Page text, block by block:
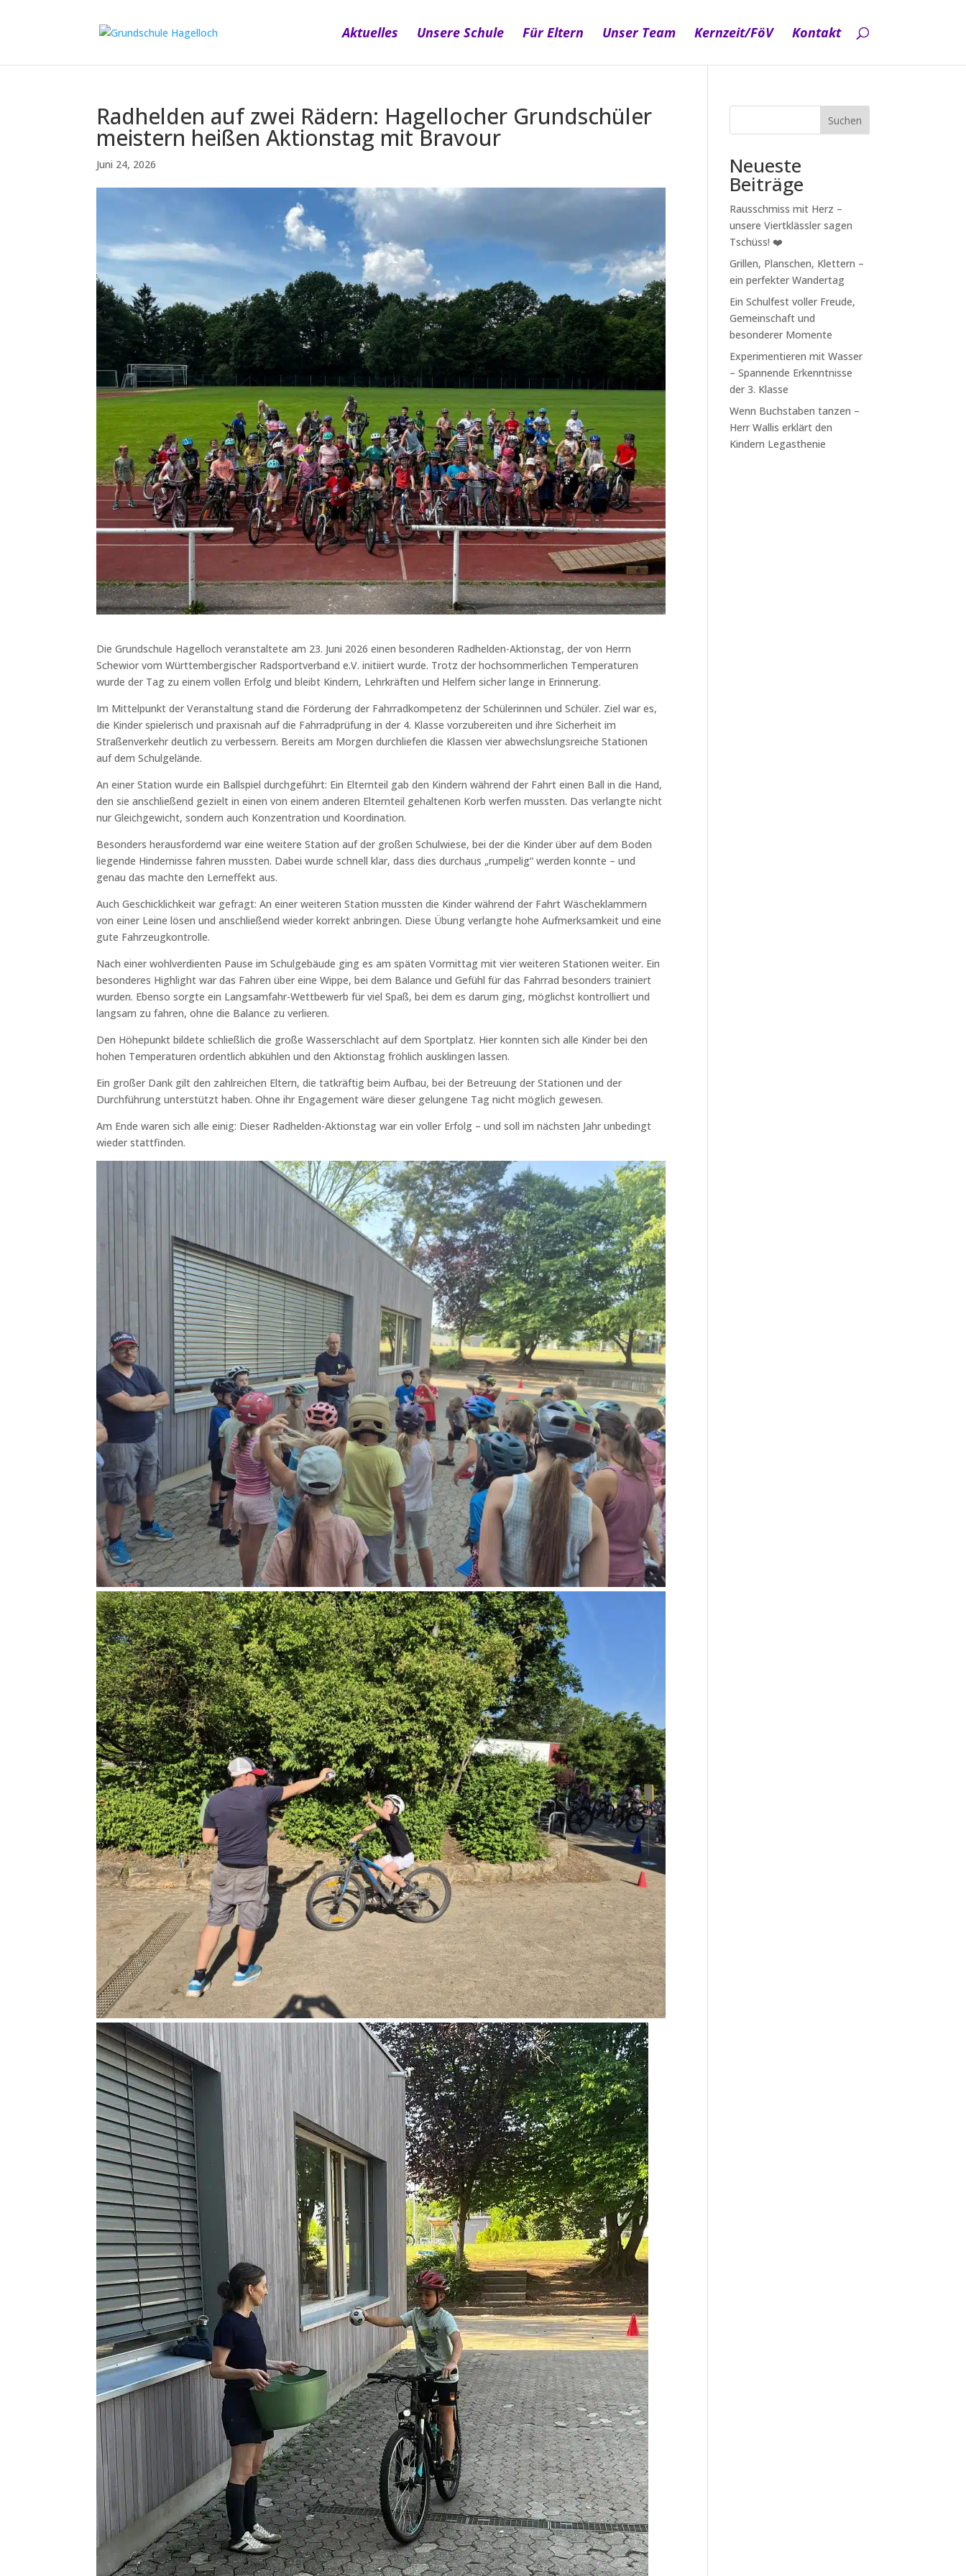
Aktuelles Unsere Schule Für Eltern Unser Team Kernzeit/FöV Kontakt
Radhelden auf zwei Rädern: Hagellocher Grundschüler
meistern heißen Aktionstag mit Bravour
Juni 24, 2026
DieGrundschule Hagelloch veranstaltete am 23. Juni 2026 einen besonderen Radhelden-Aktionstag, der von Herrn
Schewior vomWürttembergischer Radsportverband e.V. initiiert wurde. Trotz der hochsommerlichen Temperaturen
wurde der Tag zu einem vollen Erfolg und bleibt Kindern, Lehrkräften und Helfern sicher lange in Erinnerung.
Im Mittelpunkt der Veranstaltung stand die Förderung der Fahrradkompetenz der Schülerinnen und Schüler. Ziel war es,
die Kinder spielerisch und praxisnah auf die Fahrradprüfung in der 4. Klasse vorzubereiten und ihre Sicherheit im
Straßenverkehr deutlich zu verbessern. Bereits am Morgen durchliefen die Klassen vier abwechslungsreiche Stationen
auf dem Schulgelände.
An einer Station wurde ein Ballspiel durchgeführt: Ein Elternteil gab den Kindern während der Fahrt einen Ball in die Hand,
den sie anschließend gezielt in einen von einem anderen Elternteil gehaltenen Korb werfen mussten. Das verlangte nicht
nur Gleichgewicht, sondern auch Konzentration und Koordination.
Besonders herausfordernd war eine weitere Station auf der großen Schulwiese, bei der die Kinder über auf dem Boden
liegende Hindernisse fahren mussten. Dabei wurde schnell klar, dass dies durchaus „rumpelig“ werden konnte – und
genau das machte den Lerneffekt aus.
Auch Geschicklichkeit war gefragt: An einer weiteren Station mussten die Kinder während der Fahrt Wäscheklammern
von einer Leine lösen und anschließend wieder korrekt anbringen. Diese Übung verlangte hohe Aufmerksamkeit und eine
gute Fahrzeugkontrolle.
Nach einer wohlverdienten Pause im Schulgebäude ging es am späten Vormittag mit vier weiteren Stationen weiter. Ein
besonderes Highlight war das Fahren über eine Wippe, bei dem Balance und Gefühl für das Fahrrad besonders trainiert
wurden. Ebenso sorgte ein Langsamfahr-Wettbewerb für viel Spaß, bei dem es darum ging, möglichst kontrolliert und
langsam zu fahren, ohne die Balance zu verlieren.
Den Höhepunkt bildete schließlich die große Wasserschlacht auf dem Sportplatz. Hier konnten sich alle Kinder bei den
hohen Temperaturen ordentlich abkühlen und den Aktionstag fröhlich ausklingen lassen.
Ein großer Dank gilt den zahlreichen Eltern, die tatkräftig beim Aufbau, bei der Betreuung der Stationen und der
Durchführung unterstützt haben. Ohne ihr Engagement wäre dieser gelungene Tag nicht möglich gewesen.
Am Ende waren sich alle einig: Dieser Radhelden-Aktionstag war ein voller Erfolg – und soll im nächsten Jahr unbedingt
wieder stattfinden.
Suchen
Neueste
Beiträge
Rausschmiss mit Herz –
unsere Viertklässler sagen
Tschüss! ❤️
Grillen, Planschen, Klettern –
ein perfekter Wandertag
Ein Schulfest voller Freude,
Gemeinschaft und
besonderer Momente
Experimentieren mit Wasser
– Spannende Erkenntnisse
der 3. Klasse
Wenn Buchstaben tanzen –
Herr Wallis erklärt den
Kindern Legasthenie